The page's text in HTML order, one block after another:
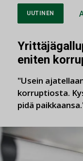
UUTINEN
eniten
"Usein
korruptiosta.
pidä